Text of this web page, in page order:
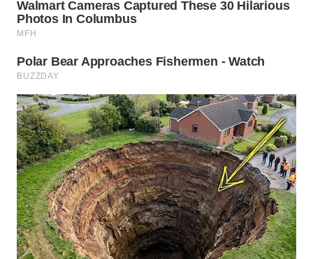
WN
KARAWANG
WN
BEKASI
WN
BOGOR
WN
DEPOK
WN
TAPANULI
UTARA